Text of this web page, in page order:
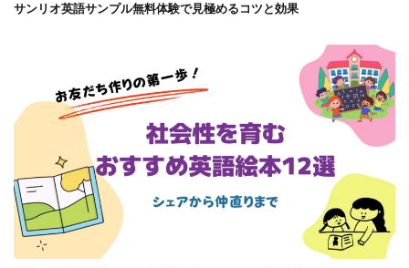
サンリオ英語サンプル無料体験で見極めるコツと効果